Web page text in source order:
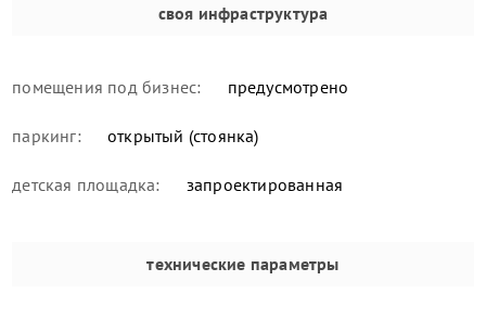
своя инфраструктура
помещения под бизнес: предусмотрено
паркинг: открытый (стоянка)
детская площадка: запроектированная
технические параметры